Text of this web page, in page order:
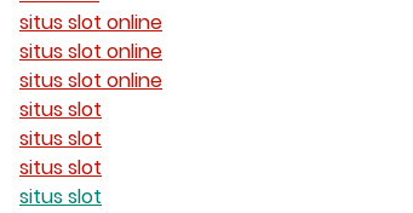
situs slot online
situs slot online
situs slot online
situs slot
situs slot
situs slot
situs slot